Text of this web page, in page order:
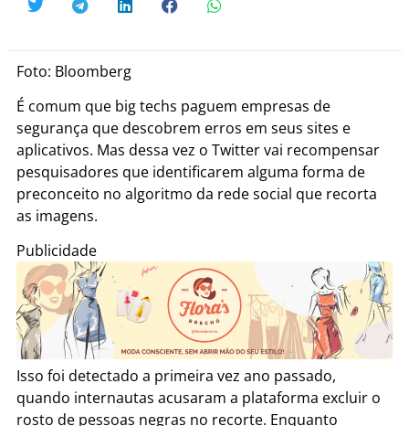
Foto: Bloomberg
É comum que big techs paguem empresas de
segurança que descobrem erros em seus sites e
aplicativos. Mas dessa vez o Twitter vai recompensar
pesquisadores que identificarem alguma forma de
preconceito no algoritmo da rede social que recorta
as imagens.
Publicidade
Isso foi detectado a primeira vez ano passado,
quando internautas acusaram a plataforma excluir o
rosto de pessoas negras no recorte. Enquanto